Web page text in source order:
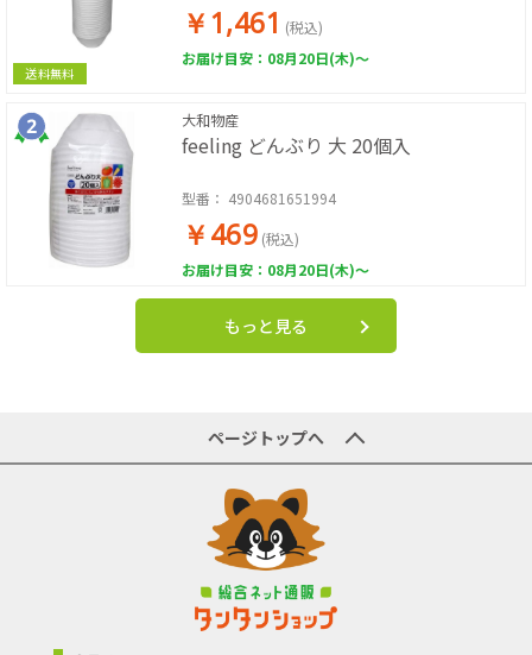
送料無料
￥1,461 (税込)
お届け目安：08月20日(木)～
大和物産
feeling どんぶり 大 20個入
型番： 4904681651994
￥469 (税込)
お届け目安：08月20日(木)～
もっと見る
ページトップへ